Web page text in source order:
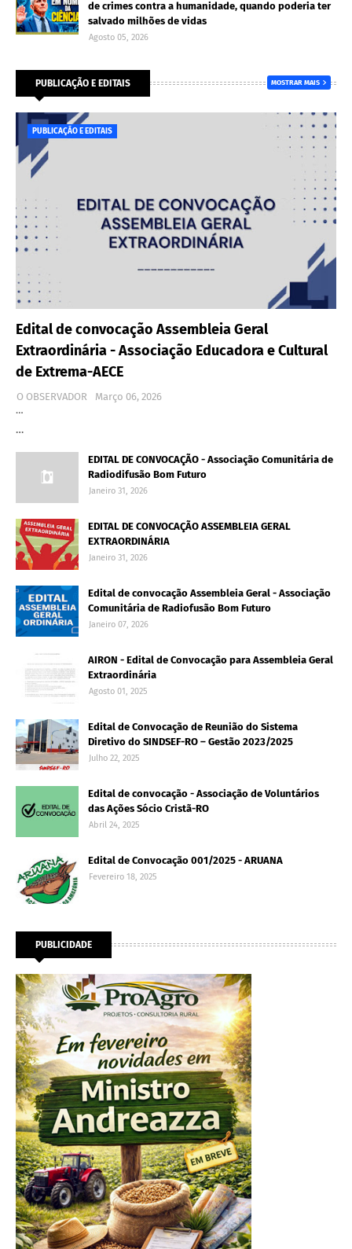
de crimes contra a humanidade, quando poderia ter
salvado milhões de vidas
Agosto 05, 2026
PUBLICAÇÃO E EDITAIS MOSTRAR MAIS
PUBLICAÇÃO E EDITAIS
Edital de convocação Assembleia Geral
Extraordinária - Associação Educadora e Cultural
de Extrema-AECE
O OBSERVADOR
Março 06, 2026
…
…
EDITAL DE CONVOCAÇÃO - Associação Comunitária de
Radiodifusão Bom Futuro
Janeiro 31, 2026
EDITAL DE CONVOCAÇÃO ASSEMBLEIA GERAL
EXTRAORDINÁRIA
Janeiro 31, 2026
Edital de convocação Assembleia Geral - Associação
Comunitária de Radiofusão Bom Futuro
Janeiro 07, 2026
AIRON - Edital de Convocação para Assembleia Geral
Extraordinária
Agosto 01, 2025
Edital de Convocação de Reunião do Sistema
Diretivo do SINDSEF-RO – Gestão 2023/2025
Julho 22, 2025
Edital de convocação - Associação de Voluntários
das Ações Sócio Cristã-RO
Abril 24, 2025
Edital de Convocação 001/2025 - ARUANA
Fevereiro 18, 2025
PUBLICIDADE